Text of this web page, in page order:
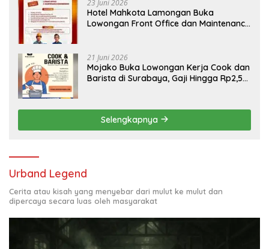
23 Juni 2026
Hotel Mahkota Lamongan Buka
Lowongan Front Office dan Maintenance
21 Juni 2026
Mojako Buka Lowongan Kerja Cook dan
Barista di Surabaya, Gaji Hingga Rp2,5
Selengkapnya
Urband Legend
Cerita atau kisah yang menyebar dari mulut ke mulut dan
dipercaya secara luas oleh masyarakat